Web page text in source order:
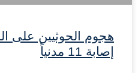
هجوم الحوثيين على
إصابة 11 مدنياً